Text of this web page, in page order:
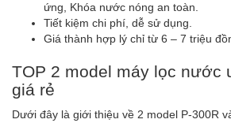
ứng, Khóa nước nóng an toàn.
Tiết kiệm chi phí, dễ sử dụng.
Giá thành hợp lý chỉ từ 6 – 7 triệu
TOP 2 model máy lọc nước
giá rẻ
Dưới đây là giới thiệu về 2 model P-300R